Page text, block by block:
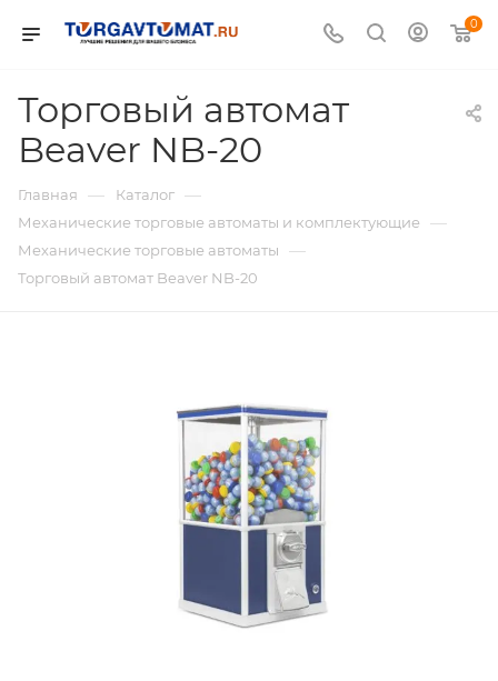
0
Торговый автомат
Beaver NB-20
Главная — Каталог —
Механические торговые автоматы и комплектующие —
Механические торговые автоматы —
Торговый автомат Beaver NB-20